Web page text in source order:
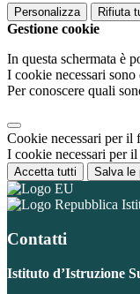
Personalizza Rifiuta
Gestione cookie
In questa schermata è
I cookie necessari
Per conoscere quali
Cookie necessari per il
I cookie necessari per
Accetta tutti Salva le
Contatti
Istituto d’Istruzione